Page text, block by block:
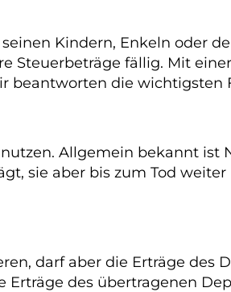
Kindern, Enkeln oder
Steuerbeträge fällig. Mit
beantworten die wichtigsten
Allgemein bekannt ist
sie aber bis zum Tod
darf aber die Erträge des
des übertragenen